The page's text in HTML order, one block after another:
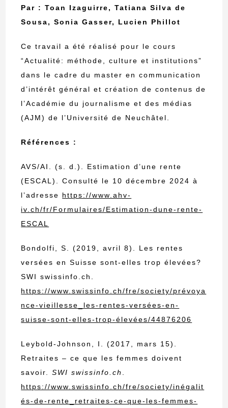
Par : Toan Izaguirre, Tatiana Silva de
Sousa, Sonia Gasser, Lucien Phillot
Ce travail a été réalisé pour le cours
“Actualité: méthode, culture et institutions”
dans le cadre du master en communication
d’intérêt général et création de contenus de
l’Académie du journalisme et des médias
(AJM) de l’Université de Neuchâtel.
Références :
AVS/AI. (s. d.). Estimation d’une rente
(ESCAL). Consulté le 10 décembre 2024 à
l’adresse https://www.ahv-
iv.ch/fr/Formulaires/Estimation-dune-rente-
ESCAL
Bondolfi, S. (2019, avril 8). Les rentes
versées en Suisse sont-elles trop élevées?
SWI swissinfo.ch.
https://www.swissinfo.ch/fre/society/prévoya
nce-vieillesse_les-rentes-versées-en-
suisse-sont-elles-trop-élevées/44876206
Leybold-Johnson, I. (2017, mars 15).
Retraites – ce que les femmes doivent
savoir.SWI swissinfo.ch
https://www.swissinfo.ch/fre/society/inégalit
és-de-rente_retraites-ce-que-les-femmes-